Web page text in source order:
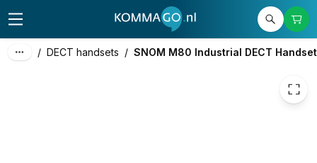
/ DECT handsets / SNOM M80 Industrial DECT Handset
excl. btw